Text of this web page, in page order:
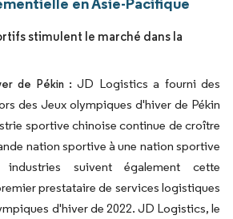
stimulent le marché dans la
de Pékin : JD Logistics a fourni des
des Jeux olympiques d'hiver de Pékin
sportive chinoise continue de croître
nation sportive à une nation sportive
industries suivent également cette
prestataire de services logistiques
d'hiver de 2022. JD Logistics, le